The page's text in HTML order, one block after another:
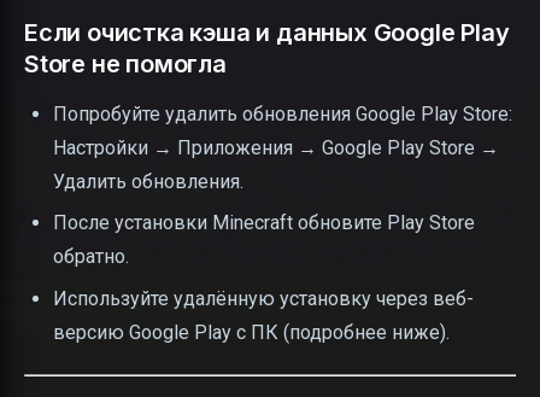
Если очистка кэша и данных Google Play
Store не помогла
Попробуйте удалить обновления Google Play Store:
Настройки → Приложения → Google Play Store →
Удалить обновления.
После установки Minecraft обновите Play Store
обратно.
Используйте удалённую установку через веб-
версию Google Play с ПК (подробнее ниже).